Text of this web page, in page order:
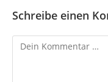
Schreibe einen
Kommentar